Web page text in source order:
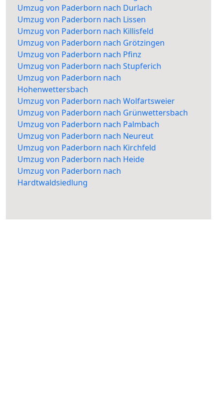
Umzug von Paderborn nach Durlach
Umzug von Paderborn nach Lissen
Umzug von Paderborn nach Killisfeld
Umzug von Paderborn nach Grötzingen
Umzug von Paderborn nach Pfinz
Umzug von Paderborn nach Stupferich
Umzug von Paderborn nach
Hohenwettersbach
Umzug von Paderborn nach Wolfartsweier
Umzug von Paderborn nach Grünwettersbach
Umzug von Paderborn nach Palmbach
Umzug von Paderborn nach Neureut
Umzug von Paderborn nach Kirchfeld
Umzug von Paderborn nach Heide
Umzug von Paderborn nach
Hardtwaldsiedlung